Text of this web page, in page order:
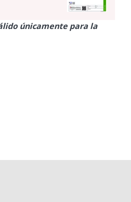
únicamente para la